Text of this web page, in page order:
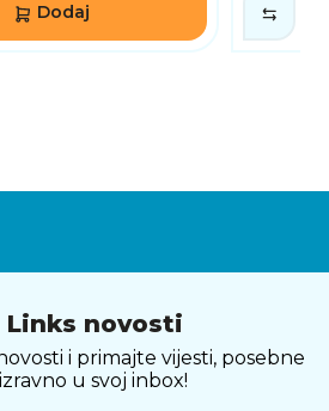
Dodaj
novosti
i primajte vijesti, posebne
u svoj inbox!